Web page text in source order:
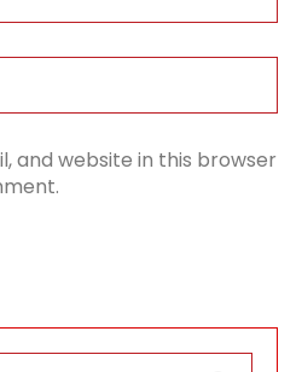
and website in this browser